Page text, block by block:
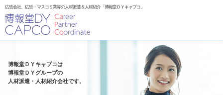
広告会社、広告・マスコミ業界の人材派遣＆人材紹介「博報堂ＤＹキャプコ」
博報堂ＤＹキャプコは
博報堂ＤＹグループの
人材派遣・人材紹介会社です。